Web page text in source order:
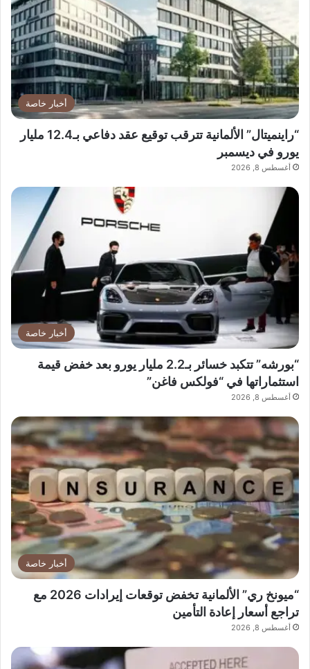
أخبار خاصة
“راينميتال” الألمانية تترقب توقيع عقد دفاعي بـ12.4 مليار
يورو في ديسمبر
أغسطس 8, 2026
أخبار خاصة
“بورشه” تتكبد خسائر بـ2.2 مليار يورو بعد خفض قيمة
استثماراتها في “فولكس فاغن”
أغسطس 8, 2026
أخبار خاصة
“ميونخ ري” الألمانية تخفض توقعات إيرادات 2026 مع
تراجع أسعار إعادة التأمين
أغسطس 8, 2026